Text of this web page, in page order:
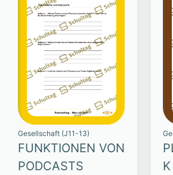
Gesellschaft (J11-13)
FUNKTIONEN VON
PODCASTS
K